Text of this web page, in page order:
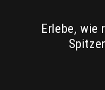
Erlebe, wie